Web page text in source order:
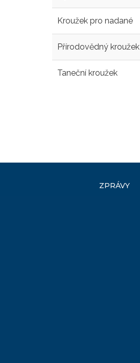
Kroužek pro nadané
Přírodovědný kroužek
Taneční kroužek
ZPRÁVY